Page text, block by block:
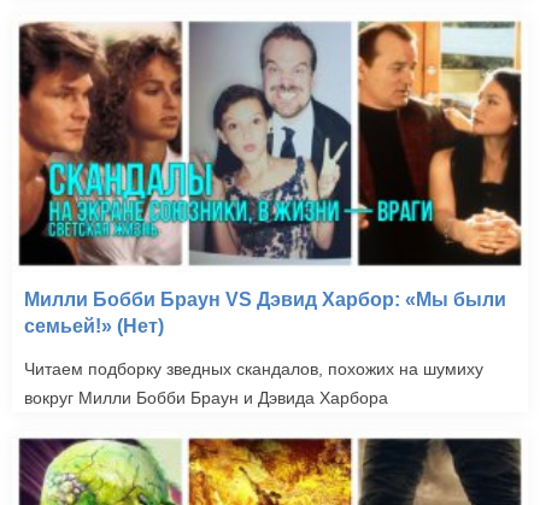
Милли Бобби Браун VS Дэвид Харбор: «Мы были
семьей!» (Нет)
Читаем подборку зведных скандалов, похожих на шумиху
вокруг Милли Бобби Браун и Дэвида Харбора